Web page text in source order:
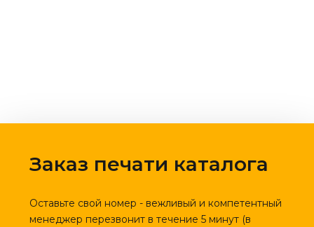
Заказ печати каталога
Оставьте свой номер - вежливый и компетентный
менеджер перезвонит в течение 5 минут (в